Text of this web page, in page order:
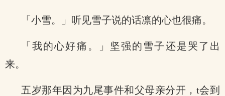
「小雪。」听见雪子说的话凛的心也很痛。
「我的心好痛。」坚强的雪子还是哭了出
来。
五岁那年因为九尾事件和父母亲分开，t会到